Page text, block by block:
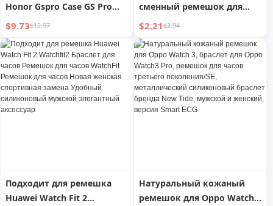
Honor Gspro Case GS Pro
Защитный чехол для
Huawei Smart Watch
Ремешок Honor Magic
Watch Защитный чехол
для ремешка часов KAN-
B19 Sikai
$9.73$12.97
сменный ремешок для
часов Xiaomi International
Version
$2.21$2.94
Подходит для ремешка
Huawei Watch Fit 2
Натуральный кожаный
ремешок для Oppo Watch